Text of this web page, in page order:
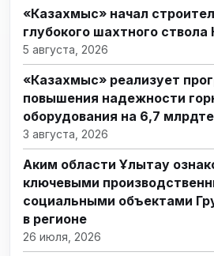
«Казахмыс» начал
глубокого шахтного ствола
5 августа, 2026
«Казахмыс» реализует
повышения надежности
оборудования на 6,7
3 августа, 2026
Аким области Ұлытау
ключевыми
социальными объектами
в регионе
26 июля, 2026